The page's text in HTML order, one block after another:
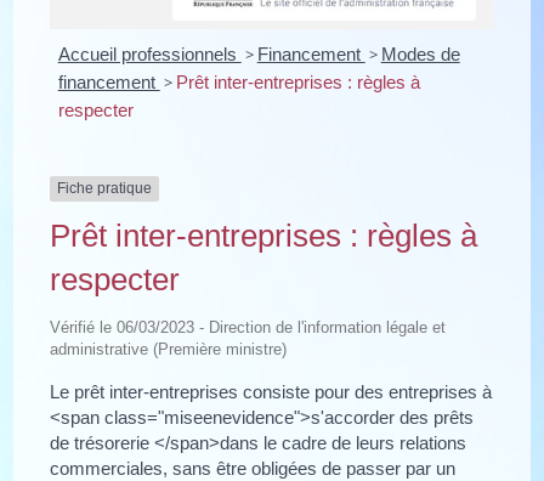
Accueil professionnels > Financement > Modes de
financement > Prêt inter-entreprises : règles à
respecter
Fiche pratique
Prêt inter-entreprises : règles à
respecter
Vérifié le 06/03/2023 - Direction de l'information légale et
administrative (Première ministre)
Le prêt inter-entreprises consiste pour des entreprises à
<span class="miseenevidence">s'accorder des prêts
de trésorerie </span>dans le cadre de leurs relations
commerciales, sans être obligées de passer par un